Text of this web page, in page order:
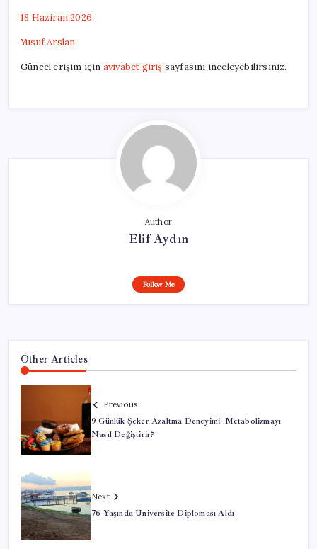
18 Haziran 2026
Yusuf Arslan
Güncel erişim için avivabet giriş sayfasını inceleyebilirsiniz.
Author
Elif Aydın
Follow Me
Other Articles
Previous
9 Günlük Şeker Azaltma Deneyimi: Metabolizmayı
Nasıl Değiştirir?
Next
76 Yaşında Üniversite Diploması Aldı